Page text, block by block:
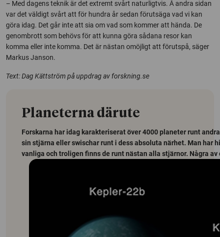
– Med dagens teknik är det extremt svårt naturligtvis. Å andra sidan
var det väldigt svårt att för hundra år sedan förutsäga vad vi kan
göra idag. Det går inte att sia om vad som kommer att hända. De
genombrott som behövs för att kunna göra sådana resor kan
komma eller inte komma. Det är nästan omöjligt att förutspå, säger
Markus Janson.
Text: Dag Kättström på uppdrag av forskning.se
Planeterna därute
Forskarna har idag karakteriserat över 4000 planeter runt
sin stjärna eller swischar runt i dess absoluta närhet. Man
vanliga och troligen finns de runt nästan alla stjärnor. Några